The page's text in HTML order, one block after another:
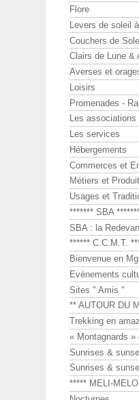
Flore
Levers de soleil
Couchers de
Clairs de Lune &
Averses et
Loisirs
Promenades -
Les associations
Les services
Hébergements
Commerces et
Métiers et
Usages et
******* SBA
SBA : la
****** C.C.M.T.
Bienvenue en
Evénements
Sites " Amis "
** AUTOUR DU
Trekking en
« Montagnards »
Sunrises &
Sunrises &
***** MELI-